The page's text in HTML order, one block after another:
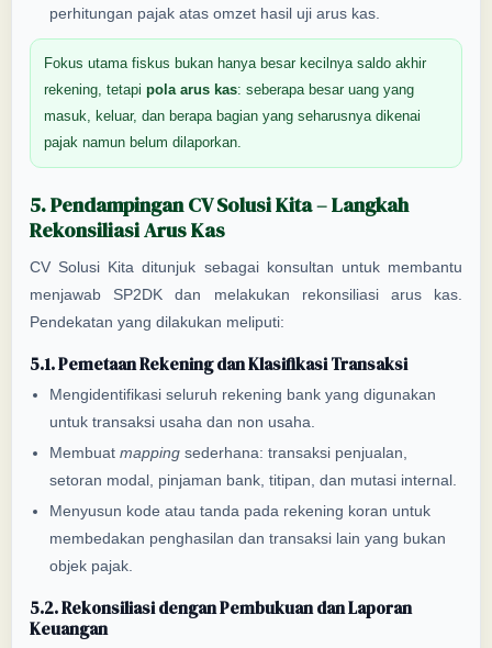
perhitungan pajak atas omzet hasil uji arus kas.
Fokus utama fiskus bukan hanya besar kecilnya saldo akhir
rekening, tetapi pola arus kas: seberapa besar uang yang
masuk, keluar, dan berapa bagian yang seharusnya dikenai
pajak namun belum dilaporkan.
5. Pendampingan CV Solusi Kita – Langkah
Rekonsiliasi Arus Kas
CV Solusi Kita ditunjuk sebagai konsultan untuk membantu
menjawab SP2DK dan melakukan rekonsiliasi arus kas.
Pendekatan yang dilakukan meliputi:
5.1. Pemetaan Rekening dan Klasifikasi Transaksi
Mengidentifikasi seluruh rekening bank yang digunakan
untuk transaksi usaha dan non usaha.
Membuat mapping sederhana: transaksi penjualan,
setoran modal, pinjaman bank, titipan, dan mutasi internal.
Menyusun kode atau tanda pada rekening koran untuk
membedakan penghasilan dan transaksi lain yang bukan
objek pajak.
5.2. Rekonsiliasi dengan Pembukuan dan Laporan
Keuangan